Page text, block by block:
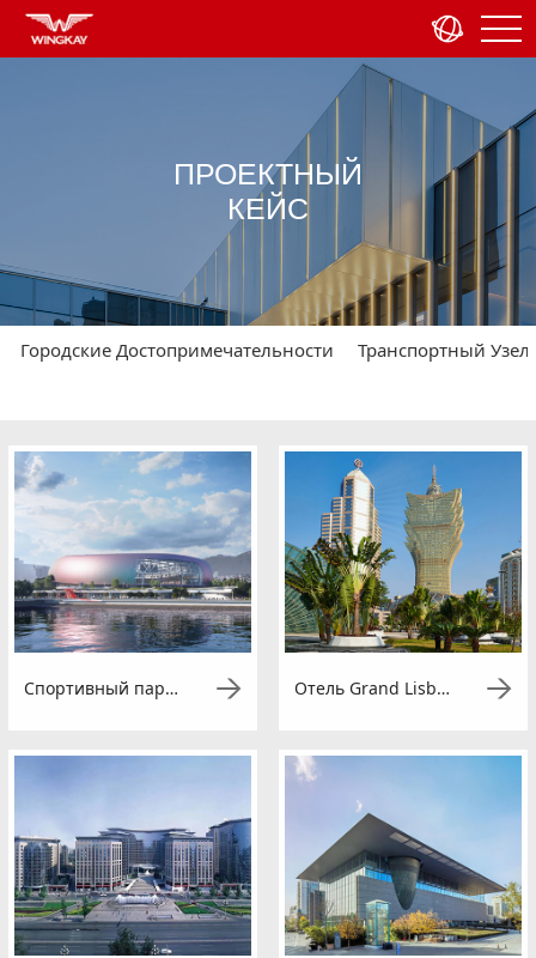
ПРОЕКТНЫЙ
КЕЙС
Городские Достопримечательности Транспортный Узел
Спортивный парк Кай Так Отель Grand Lisboa Макао